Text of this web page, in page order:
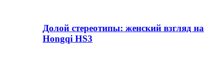
Долой стереотипы: женский взгляд на
Hongqi HS3